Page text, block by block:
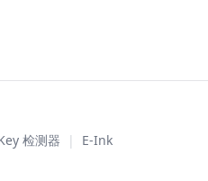
检测器 |
E-Ink